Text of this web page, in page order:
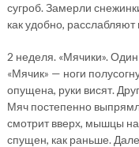
сугроб. Замерли
как удобно,
2 неделя. «Мячики».
«Мячик» — ноги
опущена, руки висят.
Мяч постепенно
смотрит вверх, мышцы
спущен, как раньше.